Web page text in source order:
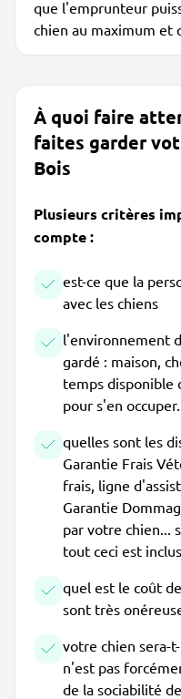
que l'emprunteur
chien au maximum et
À quoi faire
faites garder
Bois
Plusieurs critères
compte :
est-ce que la
avec les chiens
l'environnement
gardé : maison,
temps disponible
pour s'en
quelles sont les
Garantie Frais
frais, ligne
Garantie
par votre chien...
tout ceci est inclus
quel est le coût
sont très
votre chien sera-
n'est pas
de la sociabilité